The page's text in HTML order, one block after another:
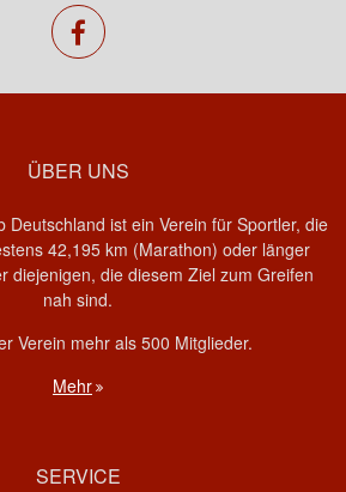
facebook
ÜBER UNS
Deutschland ist ein Verein für Sportler, die
42,195 km (Marathon) oder länger
diejenigen, die diesem Ziel zum Greifen
nah sind.
Verein mehr als 500 Mitglieder.
Mehr
SERVICE